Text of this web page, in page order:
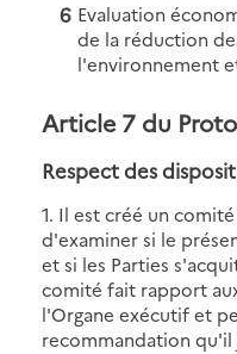
Evaluation
de la réduction
l'environnement
Article 7 du
Respect des
1. Il est créé un
d'examiner si le
et si les Parties
comité fait rapport
l'Organe exécutif et
recommandation